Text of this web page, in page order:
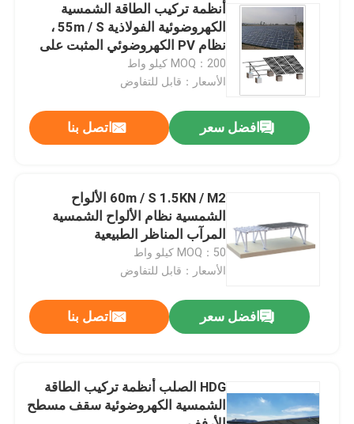
منتجات
أشرطة فيديو
عرض الواقع الافتراضي
اتصل بنا
أنظمة تركيب الطاقة الشمسية الكهروضوئية
أنظمة تركيب الطاقة الشمسية
الكهروضوئية الفولاذية 55m / S ،
نظام PV الكهروضوئي المثبت على
الأرض اللولبي MGC
MOQ：200 كيلو واط
الأسعار：قابل للتفاوض
افضل سعر اتصل بنا
60m / S 1.5KN / M2 الألواح
الشمسية نظام الألواح الشمسية
المرآب المناظر الطبيعية
MOQ：50 كيلو واط
الأسعار：قابل للتفاوض
افضل سعر اتصل بنا
HDG الصلب أنظمة تركيب الطاقة
الشمسية الكهروضوئية سقف مسطح